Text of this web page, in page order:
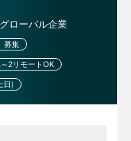
的な法務部では身に着
できます。
ない方も応募歓迎。業
です。
ローバル企業
募集
2リモートOK
日)